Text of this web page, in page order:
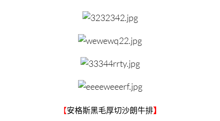
【安格斯黑毛厚切沙朗牛排】